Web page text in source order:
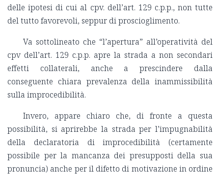
delle ipotesi di cui al cpv. dell’art. 129 c.p.p., non tutte
del tutto favorevoli, seppur di proscioglimento.
Va sottolineato che “l’apertura” all’operatività del
cpv dell’art. 129 c.p.p. apre la strada a non secondari
effetti collaterali, anche a prescindere dalla
conseguente chiara prevalenza della inammissibilità
sulla improcedibilità.
Invero, appare chiaro che, di fronte a questa
possibilità, si aprirebbe la strada per l’impugnabilità
della declaratoria di improcedibilità (certamente
possibile per la mancanza dei presupposti della sua
pronuncia) anche per il difetto di motivazione in ordine